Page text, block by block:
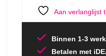
Aan verlanglijst
Binnen 1-3
Betalen met